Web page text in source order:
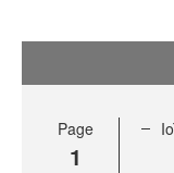
Page
1